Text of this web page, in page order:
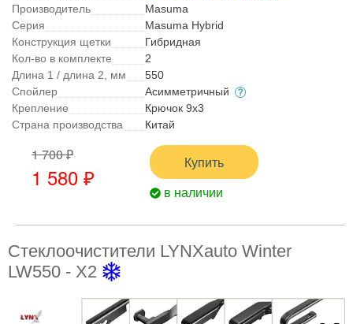
Производитель
Masuma
Серия
Masuma Hybrid
Конструкция щетки
Гибридная
Кол-во в комплекте
2
Длина 1 / длина 2, мм
550
Спойлер
Асимметричный
Крепление
Крючок 9x3
Страна производства
Китай
1 700 ₽
1 580 ₽
Купить
в наличии
Стеклоочистители LYNXauto Winter
LW550 - X2